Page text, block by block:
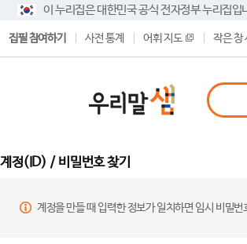
이 누리집은 대한민국 공식 전자정부 누리집입
집필 참여하기 사전 통계 어휘 지도 작은 창
계정(ID) / 비밀번호 찾기
계정을 만들 때 입력한 정보가 일치하면 임시 비밀번